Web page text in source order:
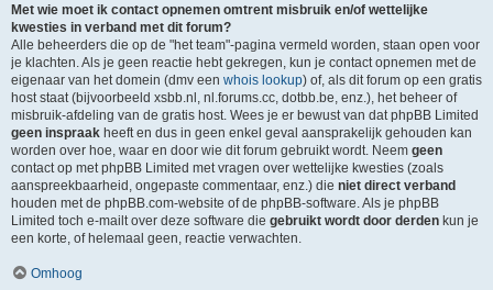
Met wie moet ik contact opnemen omtrent misbruik en/of wettelijke
kwesties in verband met dit forum?
Alle beheerders die op de "het team"-pagina vermeld worden, staan open voor
je klachten. Als je geen reactie hebt gekregen, kun je contact opnemen met de
eigenaar van het domein (dmv een whois lookup) of, als dit forum op een gratis
host staat (bijvoorbeeld xsbb.nl, nl.forums.cc, dotbb.be, enz.), het beheer of
misbruik-afdeling van de gratis host. Wees je er bewust van dat phpBB Limited
geen inspraak heeft en dus in geen enkel geval aansprakelijk gehouden kan
worden over hoe, waar en door wie dit forum gebruikt wordt. Neem geen
contact op met phpBB Limited met vragen over wettelijke kwesties (zoals
aanspreekbaarheid, ongepaste commentaar, enz.) die niet direct verband
houden met de phpBB.com-website of de phpBB-software. Als je phpBB
Limited toch e-mailt over deze software die gebruikt wordt door derden kun je
een korte, of helemaal geen, reactie verwachten.
Omhoog